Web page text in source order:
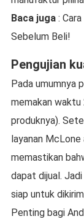
Baca juga:
Sebelum Beli!
Pengujian
Pada umumnya
memakan waktu
produknya).
layanan
memastikan
dapat dijual.
siap untuk
Penting bagi